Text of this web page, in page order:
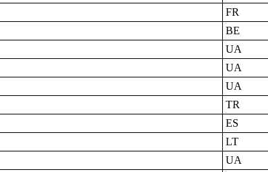
FR
BE
UA
UA
UA
TR
ES
LT
UA